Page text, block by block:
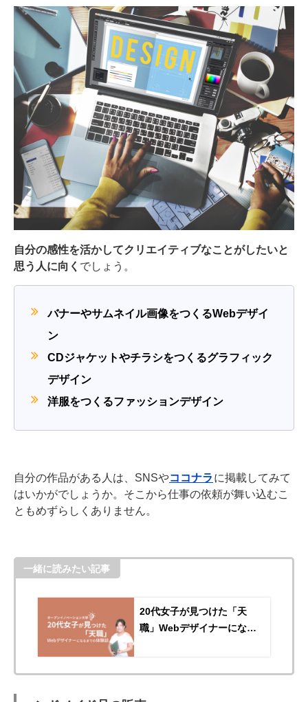
自分の感性を活かしてクリエイティブなことがしたいと
思う人に向く でしょう。
バナーやサムネイル画像をつくるWebデザイ
ン
CDジャケットやチラシをつくるグラフィック
デザイン
洋服をつくるファッションデザイン
自分の作品がある人は、SNSやココナラ に掲載してみて
はいかがでしょうか。そこから仕事の依頼が舞い込むこ
ともめずらしくありません。
一緒に読みたい記事
20代女子が見つけた「天
職」Webデザイナーになる